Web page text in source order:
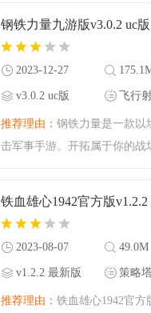
钢铁力量九游版v3.0.2 uc版
2023-12-27
v3.0.2 uc版 飞行
推荐理由： 钢铁力量是一款以
击军事手游。开拓属于你的战
用你强大的战略头脑来打下这
铁血雄心1942官方版v1.2.2
2023-08-07 49.0M
v1.2.2 最新版 策略
推荐理由： 铁血雄心1942官